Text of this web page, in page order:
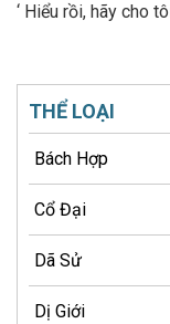
‘ Hiểu rồi, hãy cho
THỂ LOẠI
Bách Hợp
Cổ Đại
Dã Sử
Dị Giới